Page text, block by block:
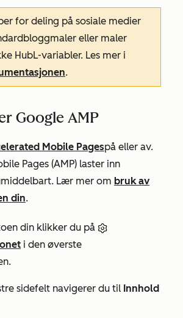
for deling på sosiale medier
eller maler
HubL-variabler. Les mer i
.
Google AMP
Mobile Pagespå eller av.
Pages (AMP) laster inn
Lær mer om bruk av
din.
din klikker du på
i den øverste
sidefelt navigerer du til Innhold